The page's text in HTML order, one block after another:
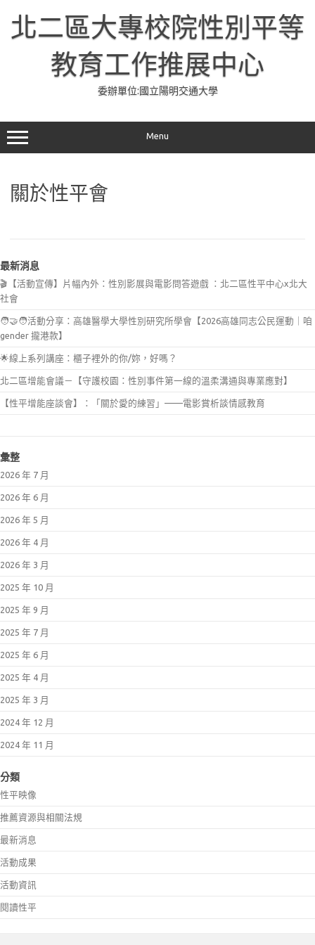
content
北二區大專校院性別平等
教育工作推展中心
委辦單位:國立陽明交通大學
Menu
關於性平會
最新消息
🎬【活動宣傳】片幅內外：性別影展與電影問答遊戲 ：北二區性平中心x北大
社會
🧑‍🤝‍🧑活動分享：高雄醫學大學性別研究所學會【2026高雄同志公民運動｜咱
gender 攏港款】
🌟線上系列講座：櫃子裡外的你/妳，好嗎？
北二區增能會議－【守護校園：性別事件第一線的溫柔溝通與專業應對】
【性平增能座談會】：「關於愛的練習」——電影賞析談情感教育
彙整
2026 年 7 月
2026 年 6 月
2026 年 5 月
2026 年 4 月
2026 年 3 月
2025 年 10 月
2025 年 9 月
2025 年 7 月
2025 年 6 月
2025 年 4 月
2025 年 3 月
2024 年 12 月
2024 年 11 月
分類
性平映像
推薦資源與相關法規
最新消息
活動成果
活動資訊
閱讀性平